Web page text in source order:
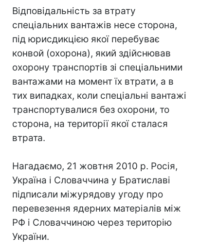
Відповідальність за втрату
спеціальних вантажів несе сторона,
під юрисдикцією якої перебуває
конвой (охорона), який здійснював
охорону транспортів зі спеціальними
вантажами на момент їх втрати, а в
тих випадках, коли спеціальні вантажі
транспортувалися без охорони, то
сторона, на території якої сталася
втрата.
Нагадаємо, 21 жовтня 2010 р. Росія,
Україна і Словаччина у Братиславі
підписали міжурядову угоду про
перевезення ядерних матеріалів між
РФ і Словаччиною через територію
України.